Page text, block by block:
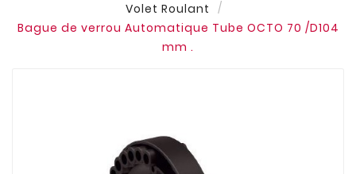
Volet Roulant
Bague de verrou Automatique Tube OCTO 70 /D104
mm .